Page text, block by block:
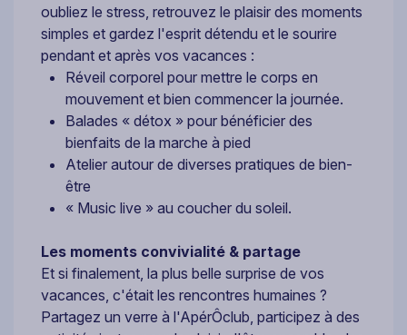
oubliez le stress, retrouvez le plaisir des moments
simples et gardez l'esprit détendu et le sourire
pendant et après vos vacances :
Réveil corporel pour mettre le corps en
mouvement et bien commencer la journée.
Balades « détox » pour bénéficier des
bienfaits de la marche à pied
Atelier autour de diverses pratiques de bien-
être
« Music live » au coucher du soleil.
Les moments convivialité & partage
Et si finalement, la plus belle surprise de vos
vacances, c'était les rencontres humaines ?
Partagez un verre à l'ApérÔclub, participez à des